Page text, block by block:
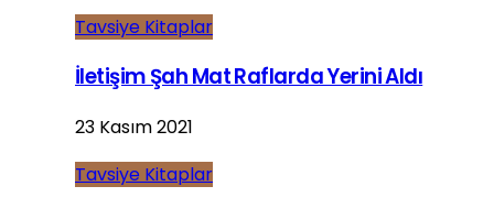
Tavsiye Kitaplar
İletişim Şah Mat Raflarda Yerini Aldı
23 Kasım 2021
Tavsiye Kitaplar